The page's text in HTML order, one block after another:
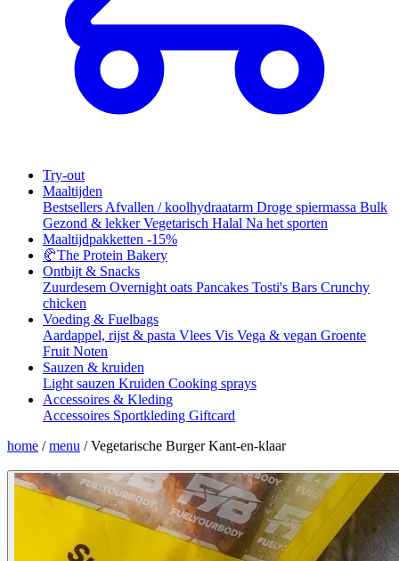
Try-out
Maaltijden
Bestsellers Afvallen / koolhydraatarm Droge spiermassa Bulk
Gezond & lekkerVegetarisch Halal Na het sporten
Maaltijdpakketten -15%
🥐The Protein Bakery
Ontbijt & Snacks
Zuurdesem Overnight oats Pancakes Tosti's Bars Crunchy
chicken
Voeding & Fuelbags
Aardappel, rijst & pasta Vlees Vis Vega & vegan Groente
Fruit Noten
Sauzen & kruiden
Light sauzen Kruiden Cooking sprays
Accessoires & Kleding
Accessoires Sportkleding Giftcard
home / menu / Vegetarische Burger Kant-en-klaar